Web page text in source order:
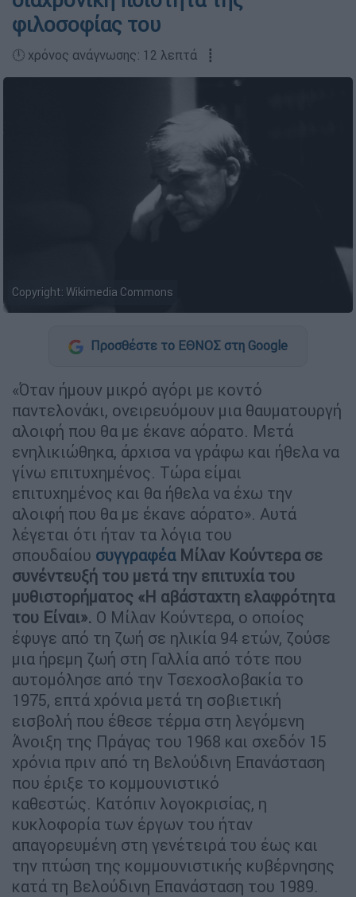
φιλοσοφίας του
🕛 χρόνος ανάγνωσης: 12 λεπτά ┋
Copyright: Wikimedia Commons
Προσθέστε το ΕΘΝΟΣ στη Google
«Όταν ήμουν μικρό αγόρι με κοντό
παντελονάκι, ονειρευόμουν μια θαυματουργή
αλοιφή που θα με έκανε αόρατο. Μετά
ενηλικιώθηκα, άρχισα να γράφω και ήθελα να
γίνω επιτυχημένος. Τώρα είμαι
επιτυχημένος και θα ήθελα να έχω την
αλοιφή που θα με έκανε αόρατο». Αυτά
λέγεται ότι ήταν τα λόγια του
σπουδαίου συγγραφέα Μίλαν Κούντερα σε
συνέντευξή του μετά την επιτυχία του
μυθιστορήματος «Η αβάσταχτη ελαφρότητα
του Eίναι». Ο Μίλαν Κούντερα, ο οποίος
έφυγε από τη ζωή σε ηλικία 94 ετών, ζούσε
μια ήρεμη ζωή στη Γαλλία από τότε που
αυτομόλησε από την Τσεχοσλοβακία το
1975, επτά χρόνια μετά τη σοβιετική
εισβολή που έθεσε τέρμα στη λεγόμενη
Άνοιξη της Πράγας του 1968 και σχεδόν 15
χρόνια πριν από τη Βελούδινη Επανάσταση
που έριξε το κομμουνιστικό
καθεστώς. Κατόπιν λογοκρισίας, η
κυκλοφορία των έργων του ήταν
απαγορευμένη στη γενέτειρά του έως και
την πτώση της κομμουνιστικής κυβέρνησης
κατά τη Βελούδινη Επανάσταση του 1989.